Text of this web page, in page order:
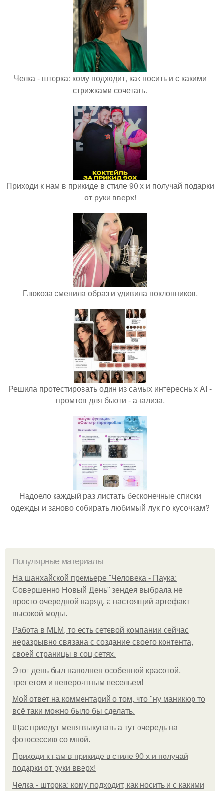
Челка - шторка: кому подходит, как носить и с какими
стрижками сочетать.
Приходи к нам в прикиде в стиле 90 х и получай подарки
от руки вверх!
Глюкоза сменила образ и удивила поклонников.
Решила протестировать один из самых интересных AI -
промтов для бьюти - анализа.
Надоело каждый раз листать бесконечные списки
одежды и заново собирать любимый лук по кусочкам?
Популярные материалы
На шанхайской премьере "Человека - Паука:
Совершенно Новый День" зендея выбрала не
просто очередной наряд, а настоящий артефакт
высокой моды.
Работа в MLM, то есть сетевой компании сейчас
неразрывно связана с создание своего контента,
своей страницы в соц сетях.
Этот день был наполнен особенной красотой,
трепетом и невероятным весельем!
Мой ответ на комментарий о том, что "ну маникюр то
всё таки можно было бы сделать.
Щас приедут меня выкупать а тут очередь на
фотосессию со мной.
Приходи к нам в прикиде в стиле 90 х и получай
подарки от руки вверх!
Челка - шторка: кому подходит, как носить и с какими